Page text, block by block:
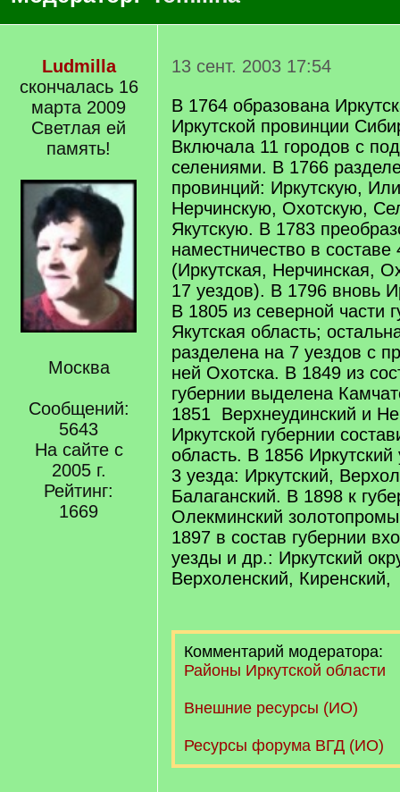
Ludmilla
скончалась 16
марта 2009
Светлая ей
память!
Москва
Сообщений:
5643
На сайте с
2005 г.
Рейтинг:
1669
13 сент. 2003 17:54
В 1764 образована
Иркутской провинции
Включала 11 городов с
селениями. В 1766
провинций: Иркутскую,
Нерчинскую, Охотскую,
Якутскую. В 1783
наместничество в составе
(Иркутская, Нерчинская,
17 уездов). В 1796 вновь
В 1805 из северной части
Якутская область;
разделена на 7 уездов с
ней Охотска. В 1849 из
губернии выделена
1851 Верхнеудинский и
Иркутской губернии
область. В 1856
3 уезда: Иркутский,
Балаганский. В 1898 к
Олекминский
1897 в состав губернии
уезды и др.: Иркутский
Верхоленский,
Комментарий модератора:
Районы Иркутской области
Внешние ресурсы (ИО)
Ресурсы форума ВГД (ИО)